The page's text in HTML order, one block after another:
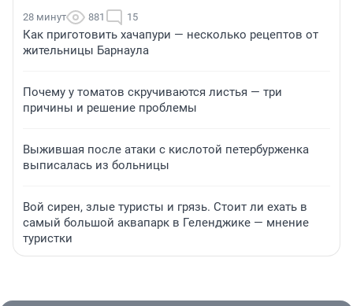
28 минут 881 15
Как приготовить хачапури — несколько рецептов от
жительницы Барнаула
Почему у томатов скручиваются листья — три
причины и решение проблемы
Выжившая после атаки с кислотой петербурженка
выписалась из больницы
Вой сирен, злые туристы и грязь. Стоит ли ехать в
самый большой аквапарк в Геленджике — мнение
туристки